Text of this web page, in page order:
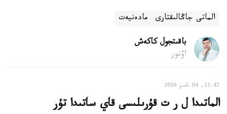
الماتى جاڭالىقتارى مادەنيەت
باقىتجول كاكەش
اۆتور
11:42, 04 تامىز 2026
الماتىدا ل ر ت قۇرىلىسى قاي ساتىدا تۇر